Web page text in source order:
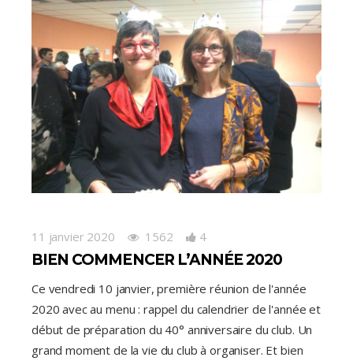
11 janvier 2020 1562 4
BIEN COMMENCER L’ANNÉE 2020
Ce vendredi 10 janvier, première réunion de l'année
2020 avec au menu : rappel du calendrier de l'année et
début de préparation du 40° anniversaire du club. Un
grand moment de la vie du club à organiser. Et bien